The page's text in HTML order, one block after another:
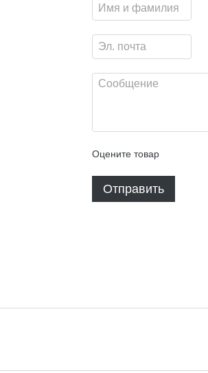
Оцените товар
Отправить